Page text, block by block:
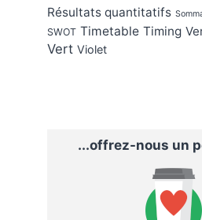
Résultats quantitatifs
SWOT Timetable Timing
Vert Violet
...offrez-nous un